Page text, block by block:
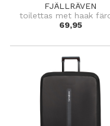
FJÄLLRÄVEN
toilettas met haak
69,95